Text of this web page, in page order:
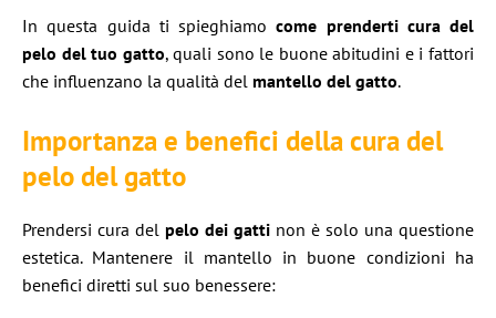
In questa guida ti spieghiamocome prenderti cura del
pelo del tuo gatto, quali sono le buone abitudini e i fattori
che influenzano la qualità del mantello del gatto.
Importanza e benefici della cura del
pelo del gatto
Prendersi cura del pelo dei gatti non è solo una questione
estetica. Mantenere il mantello in buone condizioni ha
benefici diretti sul suo benessere: